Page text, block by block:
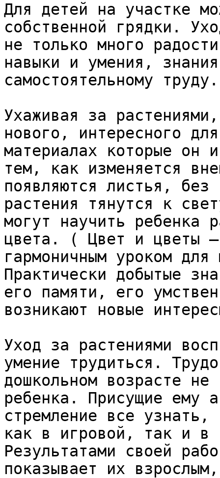
Для детей на участке
собственной грядки.
не только много
навыки и умения,
самостоятельному труду.
Ухаживая за
нового, интересного
материалах которые он
тем, как изменяется
появляются листья,
растения тянутся к
могут научить ребенка
цвета. ( Цвет и цветы
гармоничным уроком
Практически добытые
его памяти, его
возникают новые
Уход за растениями
умение трудиться.
дошкольном возрасте не
ребенка. Присущие ему
стремление все узнать,
как в игровой, так и в
Результатами своей
показывает их